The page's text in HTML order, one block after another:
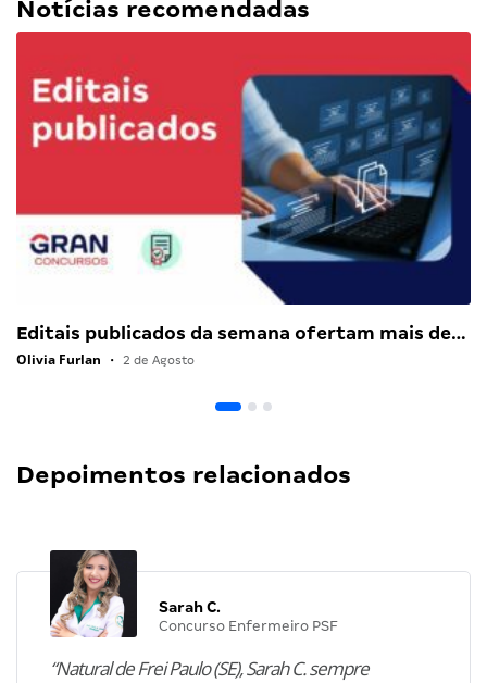
Notícias recomendadas
Editais publicados da semana ofertam mais de…
Olivia Furlan • 2 de Agosto
Depoimentos relacionados
Sarah C.
Concurso Enfermeiro PSF
“Natural de Frei Paulo (SE), Sarah C. sempre